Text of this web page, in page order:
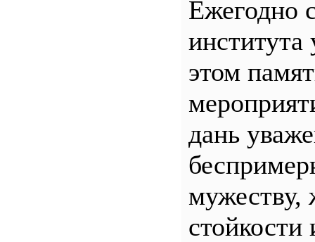
Ежегодно
института
этом
дань
мужеству,
стойкости